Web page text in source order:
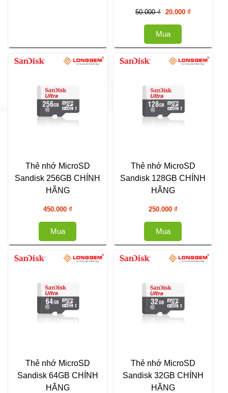
50.000₫
Giá
là:
50.000 ₫.
20.000 ₫Giá
20.000 ₫.
Mua
Thẻ nhớ MicroSD
Sandisk 256GB CHÍNH
HÃNG
450.000 ₫
Mua
Thẻ nhớ MicroSD
Sandisk 128GB CHÍNH
HÃNG
250.000 ₫
Mua
Thẻ nhớ MicroSD
Sandisk 64GB CHÍNH
HÃNG
Thẻ nhớ MicroSD
Sandisk 32GB CHÍNH
HÃNG